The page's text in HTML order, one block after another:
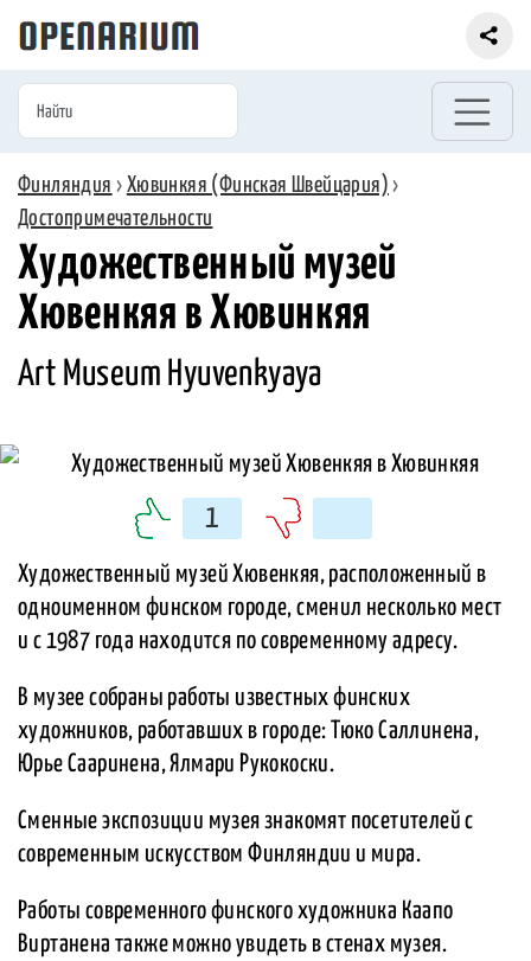
Финляндия › Хювинкяя (Финская Швейцария) ›
Достопримечательности
Художественный музей
Хювенкяя в Хювинкяя
Art Museum Hyuvenkyaya
1
Художественный музей Хювенкяя, расположенный в
одноименном финском городе, сменил несколько мест
и с 1987 года находится по современному адресу.
В музее собраны работы известных финских
художников, работавших в городе: Тюко Саллинена,
Юрье Сааринена, Ялмари Рукокоски.
Сменные экспозиции музея знакомят посетителей с
современным искусством Финляндии и мира.
Работы современного финского художника Каапо
Виртанена также можно увидеть в стенах музея.